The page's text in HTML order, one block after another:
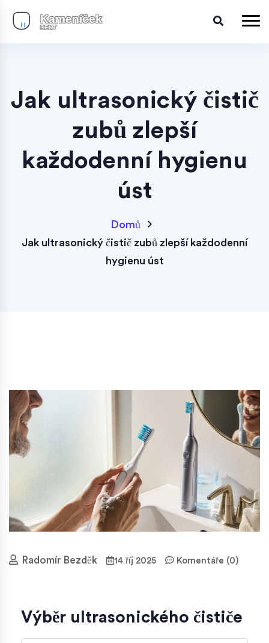
Jak ultrasonický čistič
zubů zlepší
každodenní hygienu
úst
Domů
Jak ultrasonický čistič zubů zlepší každodenní
hygienu úst
Radomír Bezděk 14 říj 2025 Komentáře (0)
Výběr ultrasonického čističe